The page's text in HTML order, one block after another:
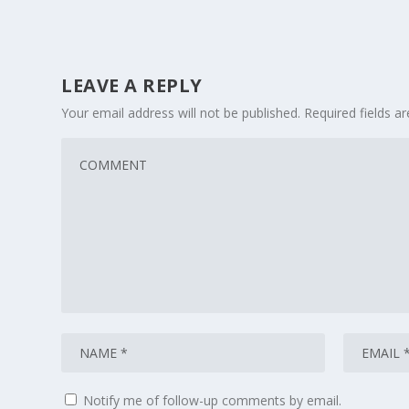
LEAVE A REPLY
Your email address will not be published. Required fields
Notify me of follow-up comments by email.